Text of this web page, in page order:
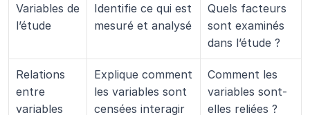
Variables de
l’étude
Identifie ce qui est
mesuré et analysé
Quels facteurs
sont examinés
dans l’étude ?
Relations
entre
variables
Explique comment
les variables sont
censées interagir
Comment les
variables sont-
elles reliées ?